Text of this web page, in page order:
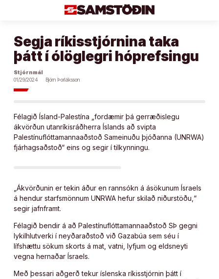
Segja ríkisstjórnina taka
þátt í ólöglegri hóprefsingu
Stjórnmál
01/29/2024
Björn Þorláksson
Félagið Ísland-Palestína „fordæmir þá gerræðislegu
ákvörðun utanríkisráðherra Íslands að svipta
Palestínuflóttamannaaðstoð Sameinuðu þjóðanna (UNRWA)
fjárhagsaðstoð“ eins og segir í tilkynningu.
„Ákvörðunin er tekin áður en rannsókn á ásökunum Ísraels
á hendur starfsmönnum UNRWA hefur skilað niðurstöðu,“
segir jafnframt.
Félagið bendir á að Palestínuflóttamannaaðstoð SÞ gegni
lykilhlutverki í neyðaraðstoð við Gazabúa sem séu í
lífshættu sökum skorts á mat, vatni, lyfjum og eldsneyti
vegna hernaðar Ísraels.
Með þessari aðgerð tekur íslenska ríkisstjórnin þátt í